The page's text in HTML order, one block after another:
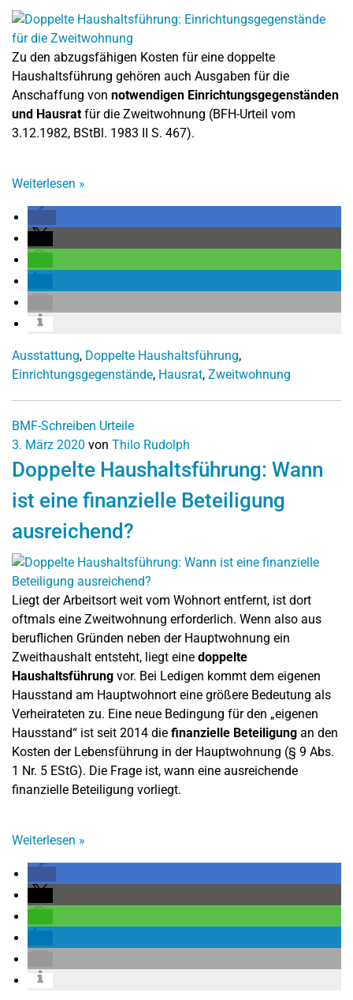
Zu den abzugsfähigen Kosten für eine doppelte
Haushaltsführung gehören auch Ausgaben für die
Anschaffung von notwendigen Einrichtungsgegenständen
und Hausratfür die Zweitwohnung (BFH-Urteil vom
3.12.1982, BStBl. 1983 II S. 467).
Weiterlesen »
Ausstattung, Doppelte Haushaltsführung,
Einrichtungsgegenstände, Hausrat, Zweitwohnung
BMF-Schreiben Urteile
3. März 2020 von Thilo Rudolph
Doppelte Haushaltsführung: Wann
ist eine finanzielle Beteiligung
ausreichend?
Liegt der Arbeitsort weit vom Wohnort entfernt, ist dort
oftmals eine Zweitwohnung erforderlich. Wenn also aus
beruflichen Gründen neben der Hauptwohnung ein
Zweithaushalt entsteht, liegt eine doppelte
Haushaltsführung vor. Bei Ledigen kommt dem eigenen
Hausstand am Hauptwohnort eine größere Bedeutung als
Verheirateten zu. Eine neue Bedingung für den „eigenen
Hausstand“ ist seit 2014 die finanzielle Beteiligung an den
Kosten der Lebensführung in der Hauptwohnung (§ 9 Abs.
1 Nr. 5 EStG). Die Frage ist, wann eine ausreichende
finanzielle Beteiligung vorliegt.
Weiterlesen »